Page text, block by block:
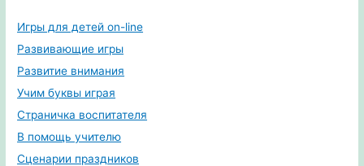
Игры для детей on-line
Развивающие игры
Развитие внимания
Учим буквы играя
Страничка воспитателя
В помощь учителю
Сценарии праздников